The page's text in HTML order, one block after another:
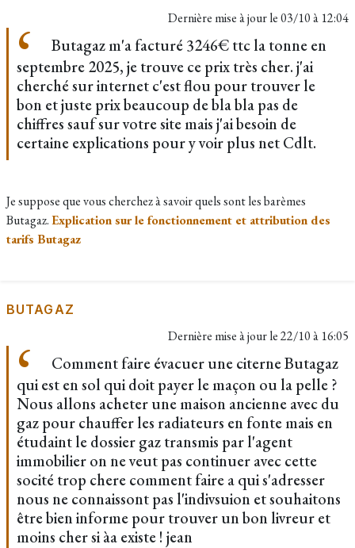
Dernière mise à jour le03/10 à 12:04
Butagaz m'a facturé 3246€ ttc la tonne en
septembre 2025, je trouve ce prix très cher. j'ai
cherché sur internet c'est flou pour trouver le
bon et juste prix beaucoup de bla bla pas de
chiffres sauf sur votre site mais j'ai besoin de
certaine explications pour y voir plus net Cdlt.
Je suppose que vous cherchez à savoir quels sont les barèmes
Butagaz.Explication sur le fonctionnement et attribution des
tarifs Butagaz
BUTAGAZ
Dernière mise à jour le22/10 à 16:05
Comment faire évacuer une citerne Butagaz
qui est en sol qui doit payer le maçon ou la pelle ?
Nous allons acheter une maison ancienne avec du
gaz pour chauffer les radiateurs en fonte mais en
étudaint le dossier gaz transmis par l'agent
immobilier on ne veut pas continuer avec cette
socité trop chere comment faire a qui s'adresser
nous ne connaissont pas l'indivsuion et souhaitons
être bien informe pour trouver un bon livreur et
moins cher si àa existe ! jean